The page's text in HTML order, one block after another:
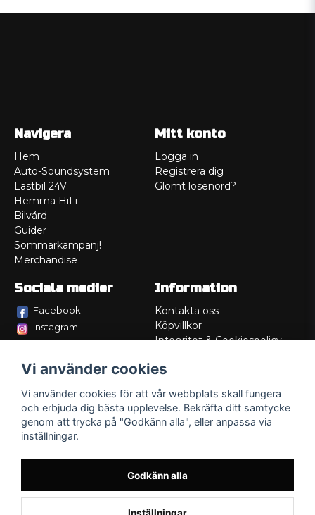
Navigera
Hem
Auto-Soundsystem
Lastbil 24V
Hemma HiFi
Bilvård
Guider
Sommarkampanj!
Merchandise
Mitt konto
Logga in
Registrera dig
Glömt lösenord?
Sociala medier
Facebook
Instagram
Information
Kontakta oss
Köpvillkor
Integritet & Cookiespolicy
Service/Garanti
Lådritning
Om oss
Vi använder cookies
Vi använder cookies för att vår webbplats skall fungera
och erbjuda dig bästa upplevelse. Bekräfta ditt samtycke
genom att trycka på "Godkänn alla", eller anpassa via
inställningar.
Godkänn alla